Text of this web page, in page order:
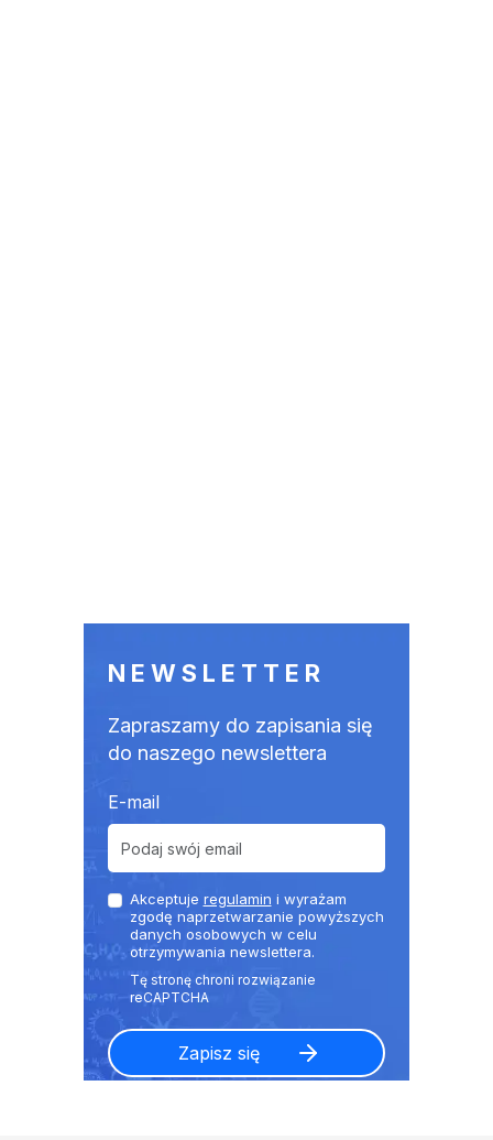
NEWSLETTER
Zapraszamy do zapisania się
do naszego newslettera
E-mail
Akceptuje regulamin i wyrażam
zgodę naprzetwarzanie powyższych
danych osobowych w celu
otrzymywania newslettera.